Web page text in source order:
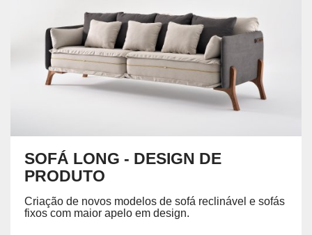
SOFÁ LONG - DESIGN DE
PRODUTO
Criação de novos modelos de sofá reclinável e sofás
fixos com maior apelo em design.